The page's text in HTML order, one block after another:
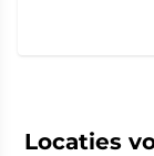
Locaties